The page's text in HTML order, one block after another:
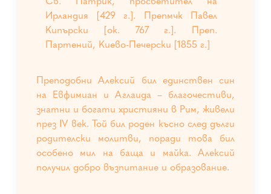
Ирландия [429 г.]. Препмчк Павел
Кипърски [ок. 767 г.]. Преп.
Партений, Киево-Печерски [1855 г.]
Преподобни Алексий бил единствен син
на Евфимиан и Аглаида – благочестиви,
знатни и богати християни в Рим, живели
през ІV век. Той бил роден късно след дълги
родителски молитви, поради това бил
особено мил на баща и майка. Алексий
получил добро възпитание и образование.